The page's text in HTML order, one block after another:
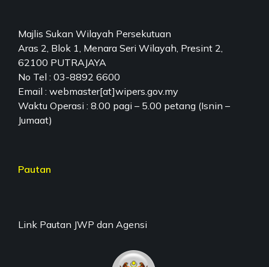
Majlis Sukan Wilayah Persekutuan
Aras 2, Blok 1, Menara Seri Wilayah, Presint 2,
62100 PUTRAJAYA
No Tel : 03-8892 6600
Email : webmaster[at]wipers.gov.my
Waktu Operasi : 8.00 pagi – 5.00 petang (Isnin –
Jumaat)
Pautan
Link Pautan JWP dan Agensi